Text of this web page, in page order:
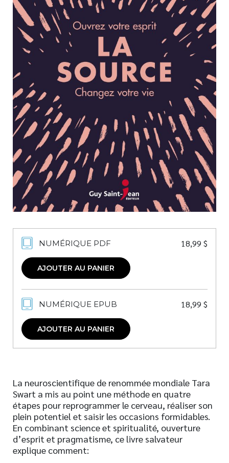
Nouveautés
Numérique
Livres audio
Page vedette
AUTEURS
À PROPOS
CONTACT
NUMÉRIQUE PDF 18,99 $
AJOUTER AU PANIER
NUMÉRIQUE EPUB 18,99 $
AJOUTER AU PANIER
La neuroscientifique de renommée mondiale Tara
Swart a mis au point une méthode en quatre
étapes pour reprogrammer le cerveau, réaliser son
plein potentiel et saisir les occasions formidables.
En combinant science et spiritualité, ouverture
d’esprit et pragmatisme, ce livre salvateur
explique comment: